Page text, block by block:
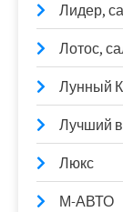
Лидер,
Лотос,
Лунный
Лучший
Люкс
М-АВТО